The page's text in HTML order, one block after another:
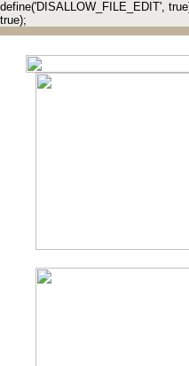
define('DISALLOW_FILE_EDIT',
true);